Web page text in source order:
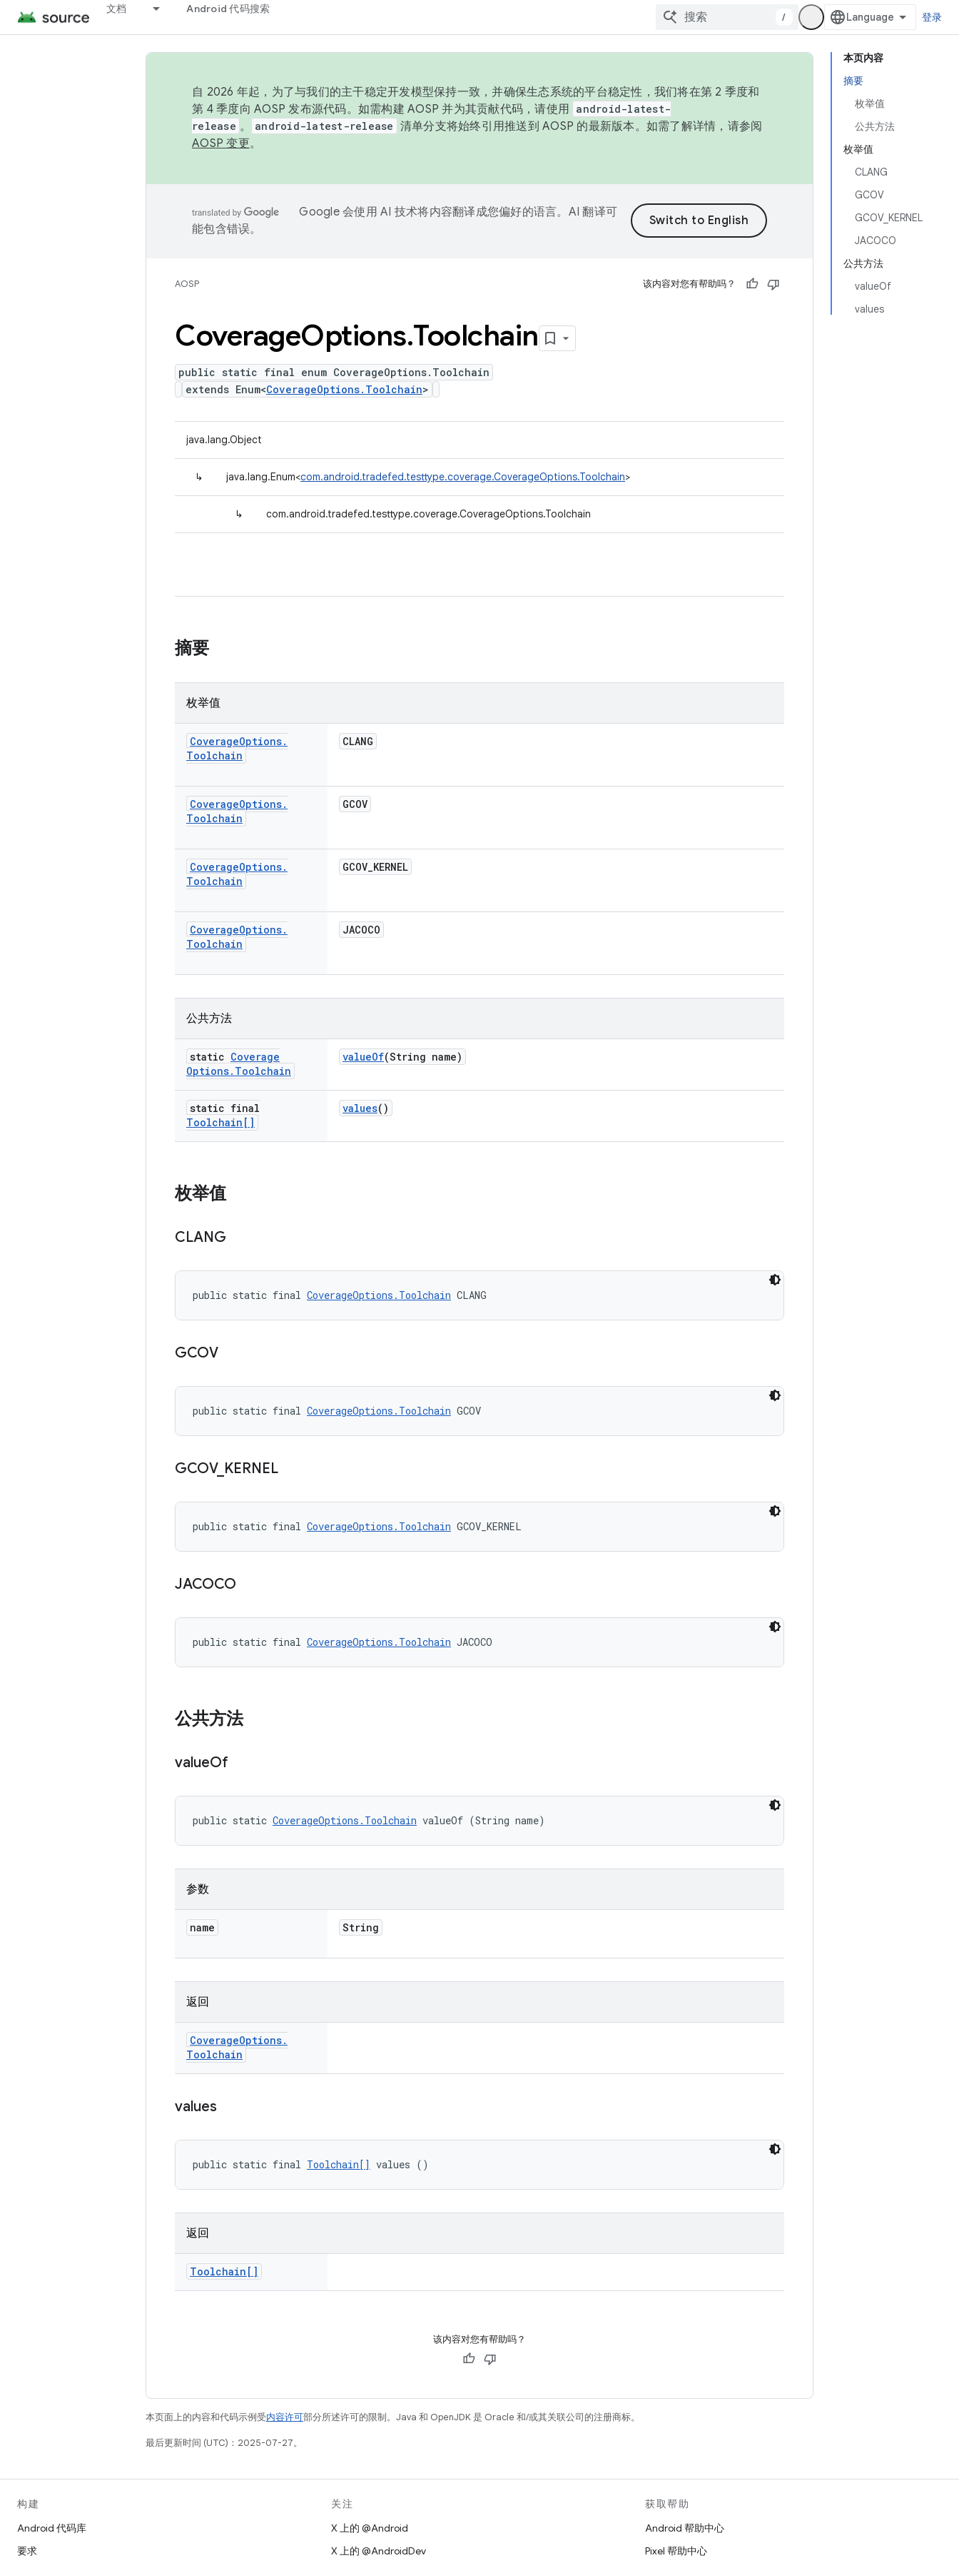
文档 Android 代码搜索
/ 登录
本页内容
摘要
枚举值
公共方法
枚举值
CLANG
GCOV
GCOV_KERNEL
JACOCO
公共方法
valueOf
values
自 2026 年起，为了与我们的主干稳定开发模型保持一致，并确保生态系统的平台稳定性，我们将在第 2 季度和
第 4 季度向 AOSP 发布源代码。如需构建 AOSP 并为其贡献代码，请使用 android-latest-
release 。 android-latest-release 清单分支将始终引用推送到 AOSP 的最新版本。如需了解详情，请参阅
AOSP 变更。
Google 会使用 AI 技术将内容翻译成您偏好的语言。AI 翻译可
能包含错误。
AOSP 该内容对您有帮助吗？
CoverageOptions.Toolchain
public static final enum CoverageOptions.Toolchain
extends Enum<CoverageOptions.Toolchain>
java.lang.Object
↳ java.lang.Enum<com.android.tradefed.testtype.coverage.CoverageOptions.Toolchain>
↳ com.android.tradefed.testtype.coverage.CoverageOptions.Toolchain
摘要
枚举值
CoverageOptions.
Toolchain
CLANG
CoverageOptions.
Toolchain
GCOV
CoverageOptions.
Toolchain
GCOV_KERNEL
CoverageOptions.
Toolchain
JACOCO
公共方法
static Coverage
Options. Toolchain
valueOf(String name)
static final
Toolchain[]
values()
枚举值
CLANG
public static final CoverageOptions.Toolchain CLANG
GCOV
public static final CoverageOptions.Toolchain GCOV
GCOV_ KERNEL
public static final CoverageOptions.Toolchain GCOV_KERNEL
JACOCO
public static final CoverageOptions.Toolchain JACOCO
公共方法
valueOf
public static CoverageOptions.Toolchain valueOf (String name)
参数
name String
返回
CoverageOptions.
Toolchain
values
public static final Toolchain[] values ()
返回
Toolchain[]
该内容对您有帮助吗？
本页面上的内容和代码示例受内容许可部分所述许可的限制。Java 和 OpenJDK 是 Oracle 和/或其关联公司的注册商标。
最后更新时间 (UTC)：2025-07-27。
构建
Android 代码库
要求
关注
X 上的 @Android
X 上的 @AndroidDev
获取帮助
Android 帮助中心
Pixel 帮助中心